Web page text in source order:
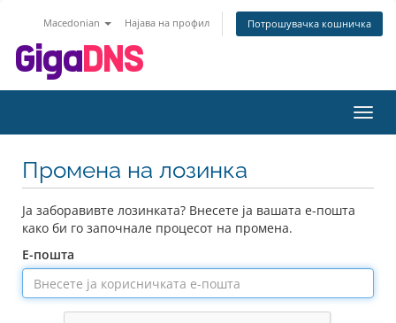
Macedonian Најава на профил Потрошувачка кошничка
ја
Промена на лозинка
Ја заборавивте лозинката? Внесете ја вашата е-пошта
како би го започнале процесот на промена.
Е-пошта